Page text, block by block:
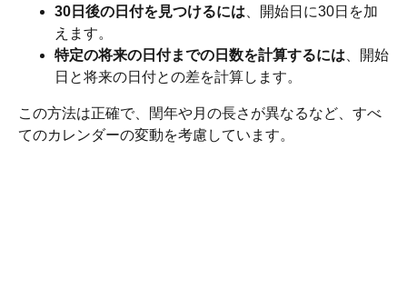
30日後の日付を見つけるには 、開始日に30日を加
えます。
特定の将来の日付までの日数を計算するには 、開始
日と将来の日付との差を計算します。
この方法は正確で、閏年や月の長さが異なるなど、すべ
てのカレンダーの変動を考慮しています。